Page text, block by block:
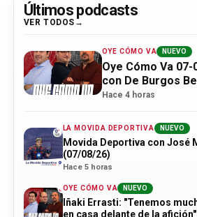
Últimos podcasts
VER TODOS
OYE CÓMO VA NUEVO
Oye Cómo Va
con De Burgos
actualidad Athletic
Hace 4 horas
LA MOVIDA DEPORTIVA NUEVO
Movida Deportiva con José
(07/08/26)
Hace 5 horas
OYE CÓMO VA NUEVO
Iñaki Errasti: "Tenemos
en casa delante de la afición"